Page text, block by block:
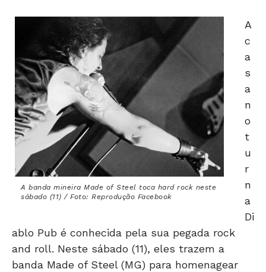
A banda mineira Made of Steel toca hard rock neste
sábado (11) / Foto: Reprodução Facebook
A
c
a
s
a
n
o
t
u
r
n
a
Di
ablo Pub é conhecida pela sua pegada rock
and roll. Neste sábado (11), eles trazem a
banda Made of Steel (MG) para homenagear